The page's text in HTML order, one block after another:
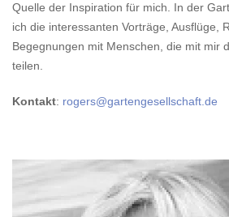
Quelle der Inspiration für mich. In der
ich die interessanten Vorträge, Ausflüge,
Begegnungen mit Menschen, die mit mir
teilen.
Kontakt: rogers@gartengesellschaft.de